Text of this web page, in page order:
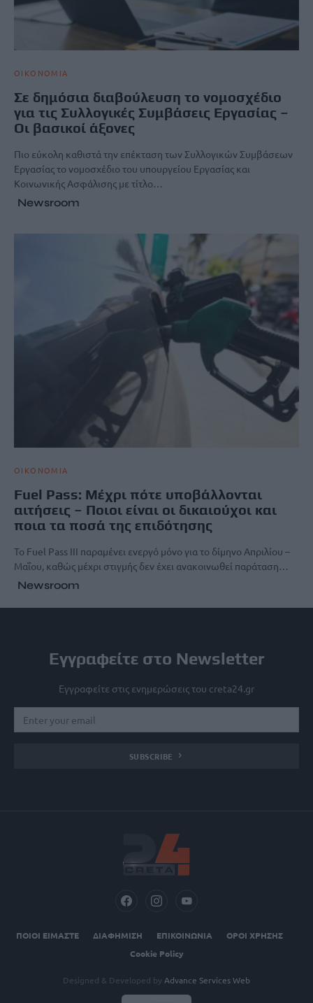
ΟΙΚΟΝΟΜΙΑ
Σε δημόσια διαβούλευση το νομοσχέδιο
για τις Συλλογικές Συμβάσεις Εργασίας –
Οι βασικοί άξονες
Πιο εύκολη καθιστά την επέκταση των Συλλογικών Συμβάσεων
Εργασίας το νομοσχέδιο του υπουργείου Εργασίας και
Κοινωνικής Ασφάλισης με τίτλο…
Newsroom
ΟΙΚΟΝΟΜΙΑ
Fuel Pass: Μέχρι πότε υποβάλλονται
αιτήσεις – Ποιοι είναι οι δικαιούχοι και
ποια τα ποσά της επιδότησης
Το Fuel Pass III παραμένει ενεργό μόνο για το δίμηνο Απριλίου –
Μαΐου, καθώς μέχρι στιγμής δεν έχει ανακοινωθεί παράταση…
Newsroom
Εγγραφείτε στο Newsletter
Εγγραφείτε στις ενημερώσεις του creta24.gr
SUBSCRIBE
ΠΟΙΟΙ ΕΙΜΑΣΤΕ ΔΙΑΦΗΜΙΣΗ ΕΠΙΚΟΙΝΩΝΙΑ
ΟΡΟΙ ΧΡΗΣΗΣ
Cookie Policy
Designed & Developed by Advance Services Web